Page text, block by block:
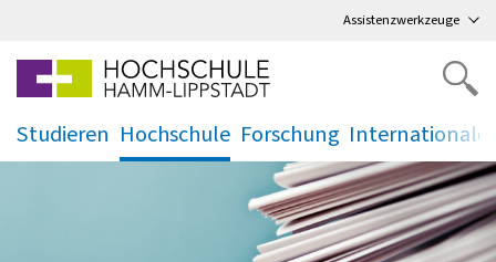
Assistenzwerkzeuge
Studieren
.
Hochschule
.
Forschung
. .